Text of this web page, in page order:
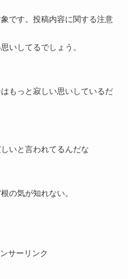
です。投稿内容に関する注意
いしてるでしょう。
もっと寂しい思いしているだ
いと言われてるんだな
の気が知れない。
サーリンク